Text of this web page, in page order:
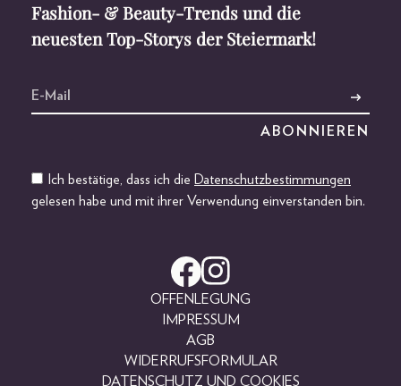
Fashion- & Beauty-Trends und die
neuesten Top-Storys der Steiermark!
Ich bestätige, dass ich die Datenschutzbestimmungen
gelesen habe und mit ihrer Verwendung einverstanden bin.
OFFENLEGUNG
IMPRESSUM
AGB
WIDERRUFSFORMULAR
DATENSCHUTZ UND COOKIES